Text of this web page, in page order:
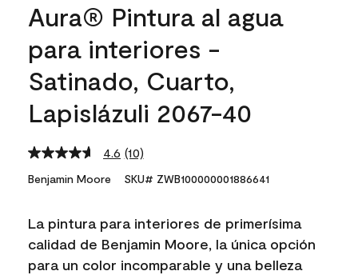
Aura® Pintura al agua
para interiores -
Satinado, Cuarto,
Lapislázuli 2067-40
4.6 Read
10
Reviews.
link.
(10)
Benjamin Moore SKU# ZWB100000001886641
La pintura para interiores de primerísima
calidad de Benjamin Moore, la única opción
para un color incomparable y una belleza